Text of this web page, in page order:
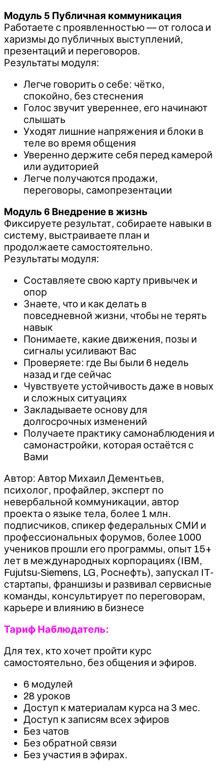
Модуль 5 Публичная коммуникация
Работаете с проявленностью — от голоса и
харизмы до публичных выступлений,
презентаций и переговоров.
Результаты модуля:
Легче говорить о себе: чётко,
спокойно, без стеснения
Голос звучит увереннее, его начинают
слышать
Уходят лишние напряжения и блоки в
теле во время общения
Уверенно держите себя перед камерой
или аудиторией
Легче получаются продажи,
переговоры, самопрезентации
Модуль 6 Внедрение в жизнь
Фиксируете результат, собираете навыки в
систему, выстраиваете план и
продолжаете самостоятельно.
Результаты модуля:
Составляете свою карту привычек и
опор
Знаете, что и как делать в
повседневной жизни, чтобы не терять
навык
Понимаете, какие движения, позы и
сигналы усиливают Вас
Проверяете: где Вы были 6 недель
назад и где сейчас
Чувствуете устойчивость даже в новых
и сложных ситуациях
Закладываете основу для
долгосрочных изменений
Получаете практику самонаблюдения и
самонастройки, которая остаётся с
Вами
Автор: Автор Михаил Дементьев,
психолог, профайлер, эксперт по
невербальной коммуникации, автор
проекта о языке тела, более 1 млн.
подписчиков, спикер федеральных СМИ и
профессиональных форумов, более 1000
учеников прошли его программы, опыт 15+
лет в международных корпорациях (IBM,
Fujutsu-Siemens, LG, Роснефть), запускал IT-
стартапы, франшизы и развивал сервисные
команды, консультирует по переговорам,
карьере и влиянию в бизнесе
Тариф Наблюдатель:
Для тех, кто хочет пройти курс
самостоятельно, без общения и эфиров.
6 модулей
28 уроков
Доступ к материалам курса на 3 мес.
Доступ к записям всех эфиров
Без чатов
Без обратной связи
Без участия в эфирах.